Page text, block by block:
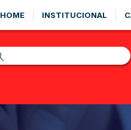
HOME INSTITUCIONAL